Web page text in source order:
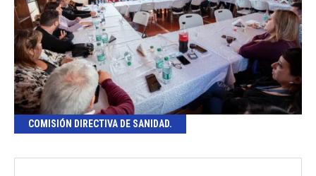
COMISIÓN DIRECTIVA DE SANIDAD.